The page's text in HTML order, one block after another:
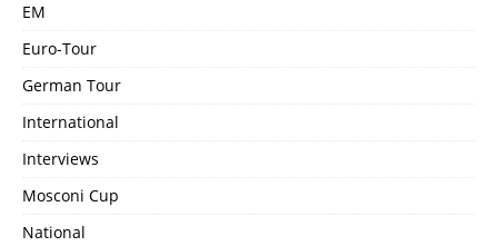
EM
Euro-Tour
German Tour
International
Interviews
Mosconi Cup
National